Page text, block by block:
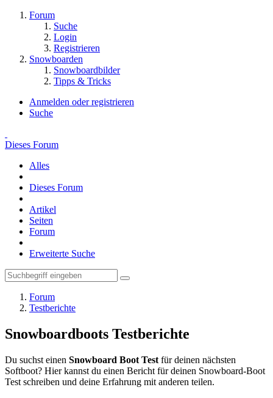
Forum
Suche
Login
Registrieren
Snowboarden
Snowboardbilder
Tipps & Tricks
Anmelden oder registrieren
Suche
Dieses Forum
Alles
Dieses Forum
Artikel
Seiten
Forum
Erweiterte Suche
Forum
Testberichte
Snowboardboots Testberichte
Du suchst einen Snowboard Boot Test für deinen nächsten
Softboot? Hier kannst du einen Bericht für deinen Snowboard-Boot
Test schreiben und deine Erfahrung mit anderen teilen.